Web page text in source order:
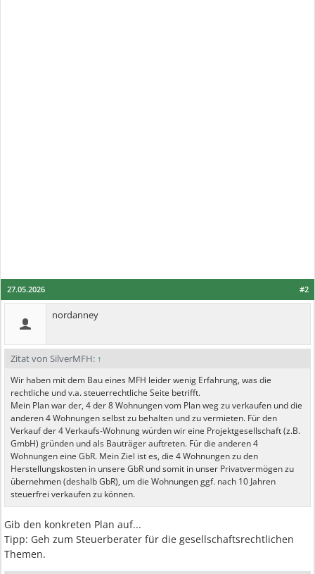
#2
27.05.2026
nordanney
Zitat von SilverMFH: ↑
Wir haben mit dem Bau eines MFH leider wenig Erfahrung, was die
rechtliche und v.a. steuerrechtliche Seite betrifft.
Mein Plan war der, 4 der 8 Wohnungen vom Plan weg zu verkaufen und die
anderen 4 Wohnungen selbst zu behalten und zu vermieten. Für den
Verkauf der 4 Verkaufs-Wohnung würden wir eine Projektgesellschaft (z.B.
GmbH) gründen und als Bauträger auftreten. Für die anderen 4
Wohnungen eine GbR. Mein Ziel ist es, die 4 Wohnungen zu den
Herstellungskosten in unsere GbR und somit in unser Privatvermögen zu
übernehmen (deshalb GbR), um die Wohnungen ggf. nach 10 Jahren
steuerfrei verkaufen zu können.
Gib den konkreten Plan auf...
Tipp: Geh zum Steuerberater für die gesellschaftsrechtlichen
Themen.